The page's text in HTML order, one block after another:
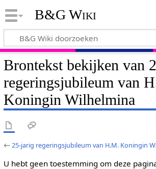
B&G Wiki
Brontekst bekijken van
regeringsjubileum van
Koningin Wilhelmina
←25-jarig regeringsjubileum van H.M. Koningin
U hebt geen toestemming om deze